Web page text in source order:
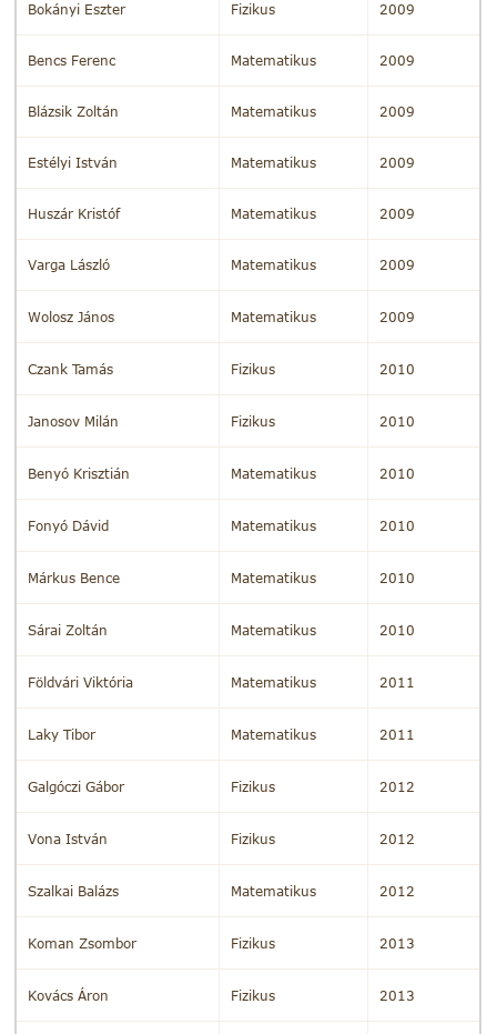
Bokányi Eszter Fizikus 2009
Bencs Ferenc Matematikus 2009
Blázsik Zoltán Matematikus 2009
Estélyi István Matematikus 2009
Huszár Kristóf Matematikus 2009
Varga László Matematikus 2009
Wolosz János Matematikus 2009
Czank Tamás Fizikus 2010
Janosov Milán Fizikus 2010
Benyó Krisztián Matematikus 2010
Fonyó Dávid Matematikus 2010
Márkus Bence Matematikus 2010
Sárai Zoltán Matematikus 2010
Földvári Viktória Matematikus 2011
Laky Tibor Matematikus 2011
Galgóczi Gábor Fizikus 2012
Vona István Fizikus 2012
Szalkai Balázs Matematikus 2012
Koman Zsombor Fizikus 2013
Kovács Áron Fizikus 2013